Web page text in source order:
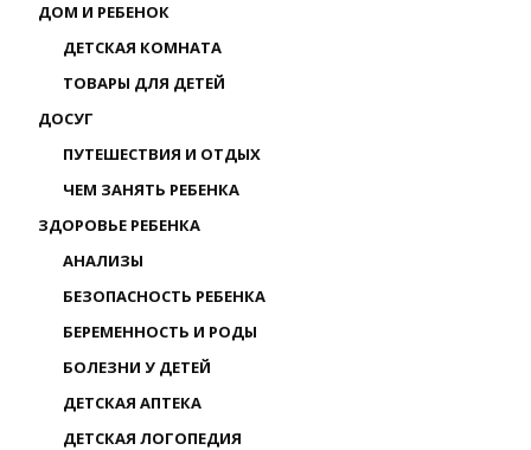
ДОМ И РЕБЕНОК
ДЕТСКАЯ КОМНАТА
ТОВАРЫ ДЛЯ ДЕТЕЙ
ДОСУГ
ПУТЕШЕСТВИЯ И ОТДЫХ
ЧЕМ ЗАНЯТЬ РЕБЕНКА
ЗДОРОВЬЕ РЕБЕНКА
АНАЛИЗЫ
БЕЗОПАСНОСТЬ РЕБЕНКА
БЕРЕМЕННОСТЬ И РОДЫ
БОЛЕЗНИ У ДЕТЕЙ
ДЕТСКАЯ АПТЕКА
ДЕТСКАЯ ЛОГОПЕДИЯ